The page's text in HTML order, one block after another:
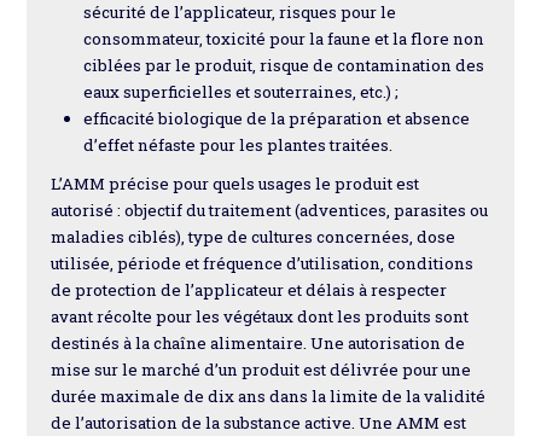
sécurité de l’applicateur, risques pour le
consommateur, toxicité pour la faune et la flore non
ciblées par le produit, risque de contamination des
eaux superficielles et souterraines, etc.) ;
efficacité biologique de la préparation et absence
d’effet néfaste pour les plantes traitées.
L’AMM précise pour quels usages le produit est
autorisé : objectif du traitement (adventices, parasites ou
maladies ciblés), type de cultures concernées, dose
utilisée, période et fréquence d’utilisation, conditions
de protection de l’applicateur et délais à respecter
avant récolte pour les végétaux dont les produits sont
destinés à la chaîne alimentaire. Une autorisation de
mise sur le marché d’un produit est délivrée pour une
durée maximale de dix ans dans la limite de la validité
de l’autorisation de la substance active. Une AMM est